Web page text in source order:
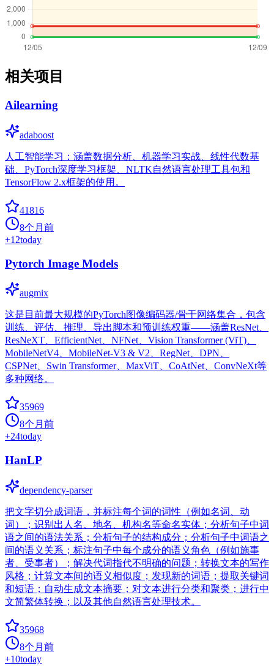
相关项目
Ailearning
adaboost
人工智能学习：涵盖数据分析、机器学习实战、线性代数基
础、PyTorch深度学习框架、NLTK自然语言处理工具包和
TensorFlow 2.x框架的使用。
41816
8个月前
+12today
Pytorch Image Models
augmix
这是目前最大规模的PyTorch图像编码器/骨干网络集合，包含
训练、评估、推理、导出脚本和预训练权重——涵盖ResNet、
ResNeXT、EfficientNet、NFNet、Vision Transformer (ViT)、
MobileNetV4、MobileNet-V3 & V2、RegNet、DPN、
CSPNet、Swin Transformer、MaxViT、CoAtNet、ConvNeXt等
多种网络。
35969
8个月前
+24today
HanLP
dependency-parser
把文字切分成词语，并标注每个词的词性（例如名词、动
词）；识别出人名、地名、机构名等命名实体；分析句子中词
语之间的语法关系；分析句子的结构成分；分析句子中词语之
间的语义关系；标注句子中每个成分的语义角色（例如施事
者、受事者）；解决代词指代不明确的问题；转换文本的写作
风格；计算文本间的语义相似度；发现新的词语；提取关键词
和短语；自动生成文本摘要；对文本进行分类和聚类；进行中
文简繁体转换；以及其他自然语言处理技术。
35968
8个月前
+10today